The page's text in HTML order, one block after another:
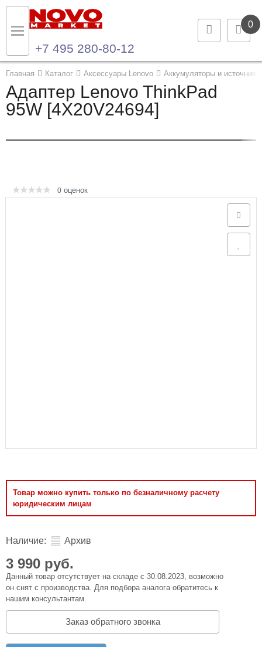
0
+7 495 280-80-12
Главная Каталог Аксессуары Lenovo Аккумуляторы и источники
Адаптер Lenovo ThinkPad
95W [4X20V24694]
Товар можно купить только по безналичному расчету
юридическим лицам
0 оценок
Наличие: Архив
3 990 руб.
Данный товар отсутствует на складе с 30.08.2023, возможно
он снят с производства. Для подбора аналога обратитесь к
нашим консультантам.
Заказ обратного звонка
Назад
Каталог продукции
Назад
Контакты